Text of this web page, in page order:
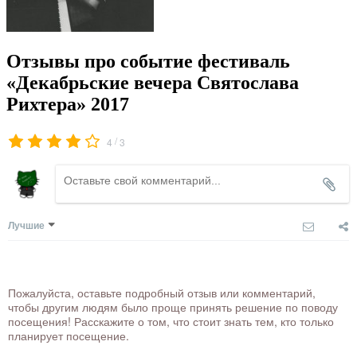
Отзывы про событие фестиваль
«Декабрьские вечера Святослава
Рихтера» 2017
4 /3
Лучшие
Пожалуйста, оставьте подробный отзыв или комментарий,
чтобы другим людям было проще принять решение по поводу
посещения! Расскажите о том, что стоит знать тем, кто только
планирует посещение.